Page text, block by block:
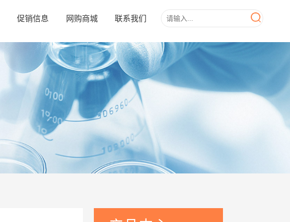
促销信息 网购商城 联系我们